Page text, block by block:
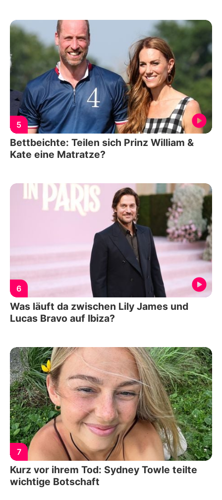
5
Bettbeichte: Teilen sich Prinz William &
Kate eine Matratze?
6
Was läuft da zwischen Lily James und
Lucas Bravo auf Ibiza?
7
Kurz vor ihrem Tod: Sydney Towle teilte
wichtige Botschaft